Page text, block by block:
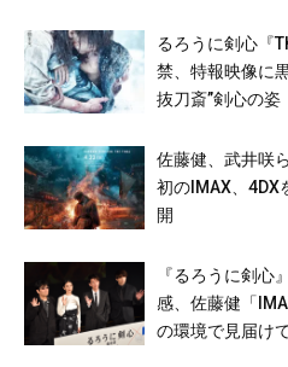
るろうに剣心『
禁、特報映像に
抜刀斎”剣心の姿
佐藤健、武井咲
初のIMAX、4DX
開
『るろうに剣心
感、佐藤健「
の環境で見届けて